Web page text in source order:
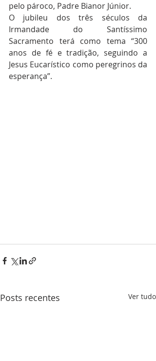
pelo pároco, Padre Bianor Júnior.
O jubileu dos três séculos da
Irmandade do Santíssimo
Sacramento terá como tema “300
anos de fé e tradição, seguindo a
Jesus Eucarístico como peregrinos da
esperança”.
Posts recentes Ver tudo